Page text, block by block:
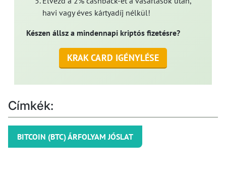
havi vagy éves kártyadíj nélkül!
Készen állsz a mindennapi kriptós fizetésre?
KRAK CARD IGÉNYLÉSE
Címkék:
BITCOIN (BTC) ÁRFOLYAM JÓSLAT